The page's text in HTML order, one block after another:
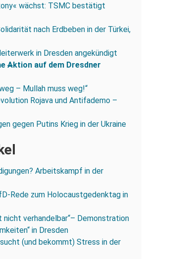
wächst: TSMC bestätigt
nach Erdbeben in der Türkei,
in Dresden angekündigt
Aktion auf dem Dresdner
– Mullah muss weg!“
Rojava und Antifademo –
gegen Putins Krieg in der Ukraine
Arbeitskampf in der
Rede zum Holocaustgedenktag in
nicht verhandelbar“– Demonstration
in Dresden
(und bekommt) Stress in der